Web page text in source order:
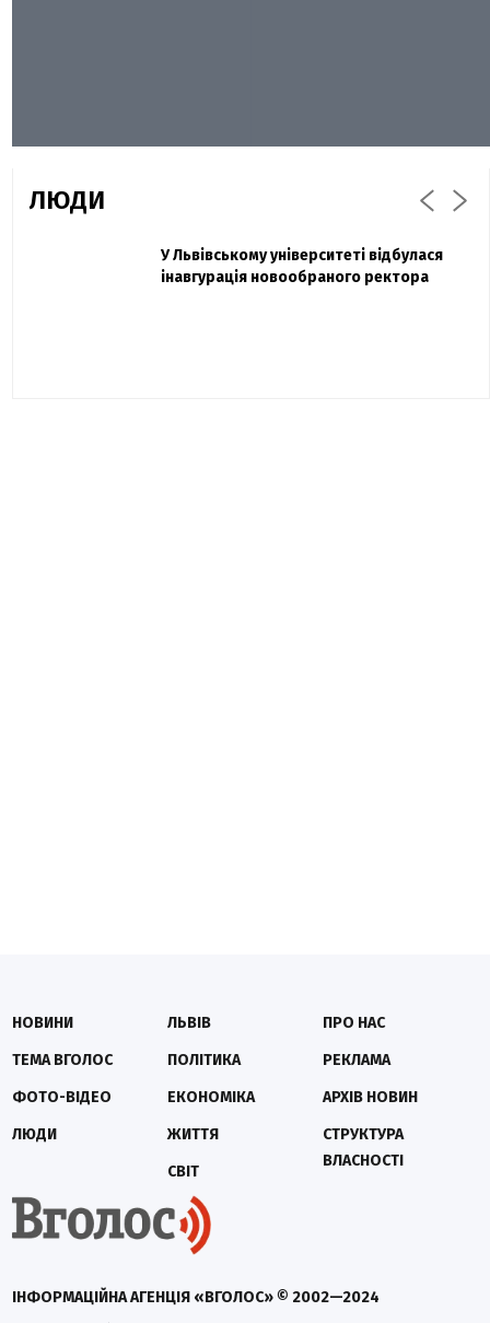
ЛЮДИ
Павло Дак
Захисник "Азовсталі" Діанов вдруге
одружився та показав фото з весілля
У Львівському університеті відбулася
інавгурація новообраного ректора
ІНФОРМАЦІЙНА АГЕНЦІЯ «ВГОЛОС» © 2002—2024
НОВИНИ
ТЕМА ВГОЛОС
ФОТО-ВІДЕО
ЛЮДИ
ЛЬВІВ
ПОЛІТИКА
ЕКОНОМІКА
ЖИТТЯ
СВІТ
ПРО НАС
РЕКЛАМА
АРХІВ НОВИН
СТРУКТУРА
ВЛАСНОСТІ